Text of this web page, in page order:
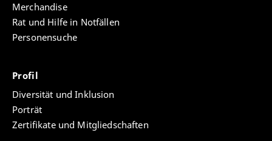
Merchandise
Rat und Hilfe in Notfällen
Personensuche
Profil
Diversität und Inklusion
Porträt
Zertifikate und Mitgliedschaften